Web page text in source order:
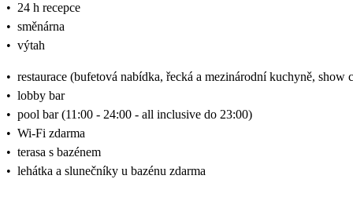
• 24 h recepce
• směnárna
• výtah
• restaurace (bufetová nabídka, řecká a mezinárodní kuchyně, show
• lobby bar
• pool bar (11:00 - 24:00 - all inclusive do 23:00)
• Wi-Fi zdarma
• terasa s bazénem
• lehátka a slunečníky u bazénu zdarma